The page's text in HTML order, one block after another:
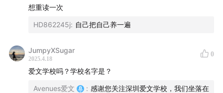
/ 本期节目Highlights /
04:08 企业需求与人才培养
转行的契机：支教经历引发对教育现状反思
想重读一次
HD862245j: 自己把自己养一遍
JumpyXSugar
2025.4.18
0
爱文学校吗？学校名字是？
Avenues爱文 : 感谢您关注深圳爱文学校，我们坐落在